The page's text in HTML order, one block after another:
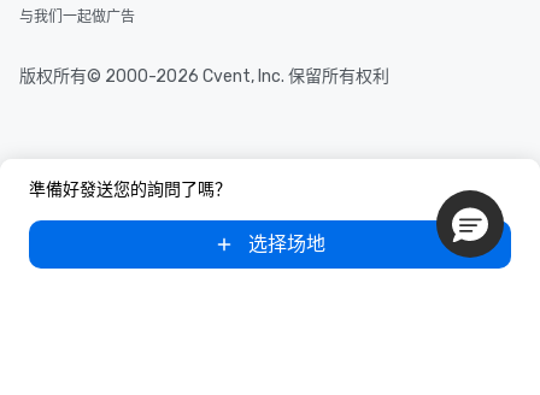
準備好發送您的詢問了嗎？
选择场地
与我们一起做广告
版权所有© 2000-2026 Cvent, Inc. 保留所有权利